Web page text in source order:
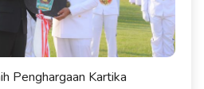
Penghargaan Kartika